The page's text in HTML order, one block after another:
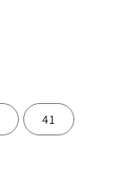
41